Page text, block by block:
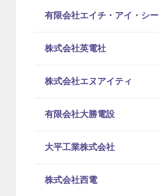
有限会社エイチ・アイ・シー
株式会社英電社
株式会社エヌアイティ
有限会社大勝電設
大平工業株式会社
株式会社西電